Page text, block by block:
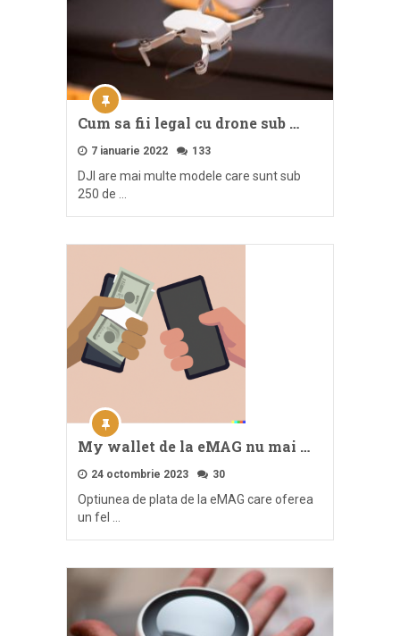
Cum sa fii legal cu drone sub …
7 ianuarie 2022 133
DJI are mai multe modele care sunt sub
250 de …
My wallet de la eMAG nu mai …
24 octombrie 2023 30
Optiunea de plata de la eMAG care oferea
un fel …